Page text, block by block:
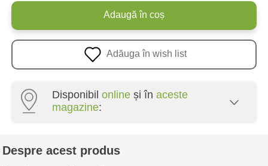
Adaugă în coș
Adăuga în wish list
Disponibil online și în aceste
magazine:
Despre acest produs